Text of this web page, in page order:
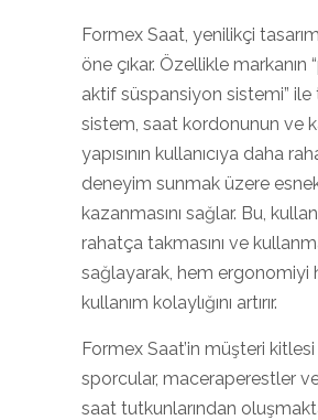
Formex Saat, yenilikçi
öne çıkar. Özellikle markanın
aktif süspansiyon sistemi” ile
sistem, saat kordonunun ve
yapısının kullanıcıya daha
deneyim sunmak üzere
kazanmasını sağlar. Bu,
rahatça takmasını ve
sağlayarak, hem ergonomiyi
kullanım kolaylığını artırır.
Formex Saat’in müşteri
sporcular, maceraperestler
saat tutkunlarından